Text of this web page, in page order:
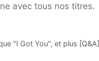
avec tous nos titres.
"I Got You", et plus [Q&A]